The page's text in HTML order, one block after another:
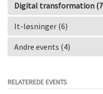
Digital transformation
It-løsninger (6)
Andre events (4)
RELATEREDE EVENTS